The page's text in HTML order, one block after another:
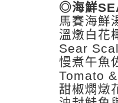
◎海鮮
馬賽海鮮
溫燉白花
Sear
慢煮午魚
Tomato
甜椒燜燉